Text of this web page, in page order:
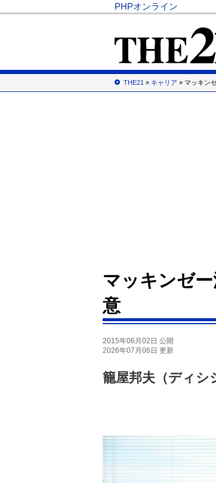
PHPオンライン
THE21 » キャリア » マッキン
マッキンゼ
意
2015年06月02日 公開
2026年07月06日 更新
籠屋邦夫（ディシ